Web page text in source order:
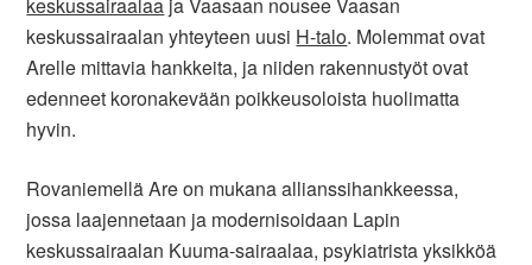
keskussairaalan yhteyteen uusi H-talo. Molemmat ovat
Arelle mittavia hankkeita, ja niiden rakennustyöt ovat
edenneet koronakevään poikkeusoloista huolimatta
hyvin.
Rovaniemellä Are on mukana allianssihankkeessa,
jossa laajennetaan ja modernisoidaan Lapin
keskussairaalan Kuuma-sairaalaa, psykiatrista yksikköä